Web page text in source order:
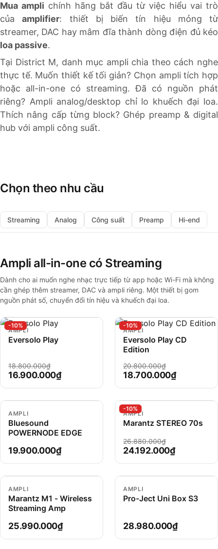
STREAMING · ANALOG · CÔNG SUẤT · PREAMP · HI-END
Mua ampli chính hãng bắt đầu từ việc hiểu vai trò
củaamplifier: thiết bị biến tín hiệu mỏng từ
streamer, DAC hay mâm đĩa thành dòng điện đủ kéo
loa passive.
Tại District M, danh mục ampli chia theo cách nghe
thực tế. Muốn thiết kế tối giản? Chọn ampli tích hợp
hoặc all-in-one có streaming. Đã có nguồn phát
riêng? Ampli analog/desktop chỉ lo khuếch đại loa.
Thích nâng cấp từng block? Ghép preamp & digital
hub với ampli công suất.
Chọn theo nhu cầu
Streaming Analog Công suất Preamp Hi-end
Ampli all-in-one có Streaming
Dành cho ai muốn nghe nhạc trực tiếp từ app hoặc Wi-Fi mà không
cần ghép thêm streamer, DAC và ampli riêng. Một thiết bị gom
nguồn phát số, chuyển đổi tín hiệu và khuếch đại loa.
-10%
AMPLI
Eversolo Play
16.900.000₫
18.800.000₫
-10%
AMPLI
Eversolo Play CD
Edition
18.700.000₫
20.800.000₫
AMPLI
Bluesound
POWERNODE EDGE
19.900.000₫
-10%
AMPLI
Marantz STEREO 70s
24.192.000₫
26.880.000₫
AMPLI
Marantz M1 - Wireless
Streaming Amp
25.990.000₫
AMPLI
Pro-Ject Uni Box S3
28.980.000₫